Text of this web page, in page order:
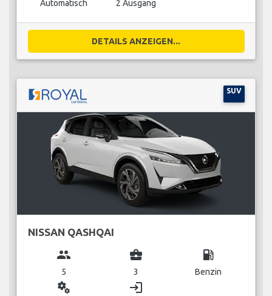
Automatisch 2 Ausgang
DETAILS ANZEIGEN...
SUV
NISSAN QASHQAI
group
5
business_center
3
local_gas_station
Benzin
miscellaneous_services login